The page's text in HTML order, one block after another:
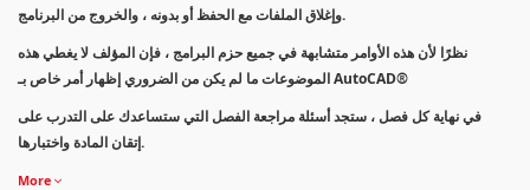
وإغلاق الملفات مع الحفظ أو بدونه ، والخروج من البرنامج.
نظرًا لأن هذه الأوامر متشابهة في جميع حزم البرامج ، فإن المؤلف لا يغطي هذه
الموضوعات ما لم يكن من الضروري إظهار أمر خاص بـ AutoCAD®
في نهاية كل فصل ، ستجد أسئلة مراجعة الفصل التي ستساعدك على التدرب على
إتقان المادة واختبارها.
More